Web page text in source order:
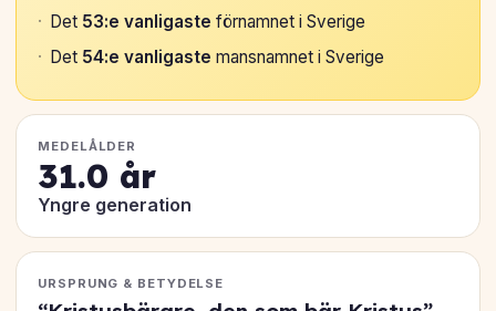
Det 53:e vanligaste förnamnet i Sverige
Det 54:e vanligaste mansnamnet i Sverige
MEDELÅLDER
31.0 år
Yngre generation
URSPRUNG & BETYDELSE